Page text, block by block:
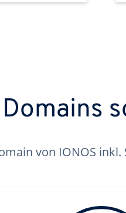
Domains
von IONOS